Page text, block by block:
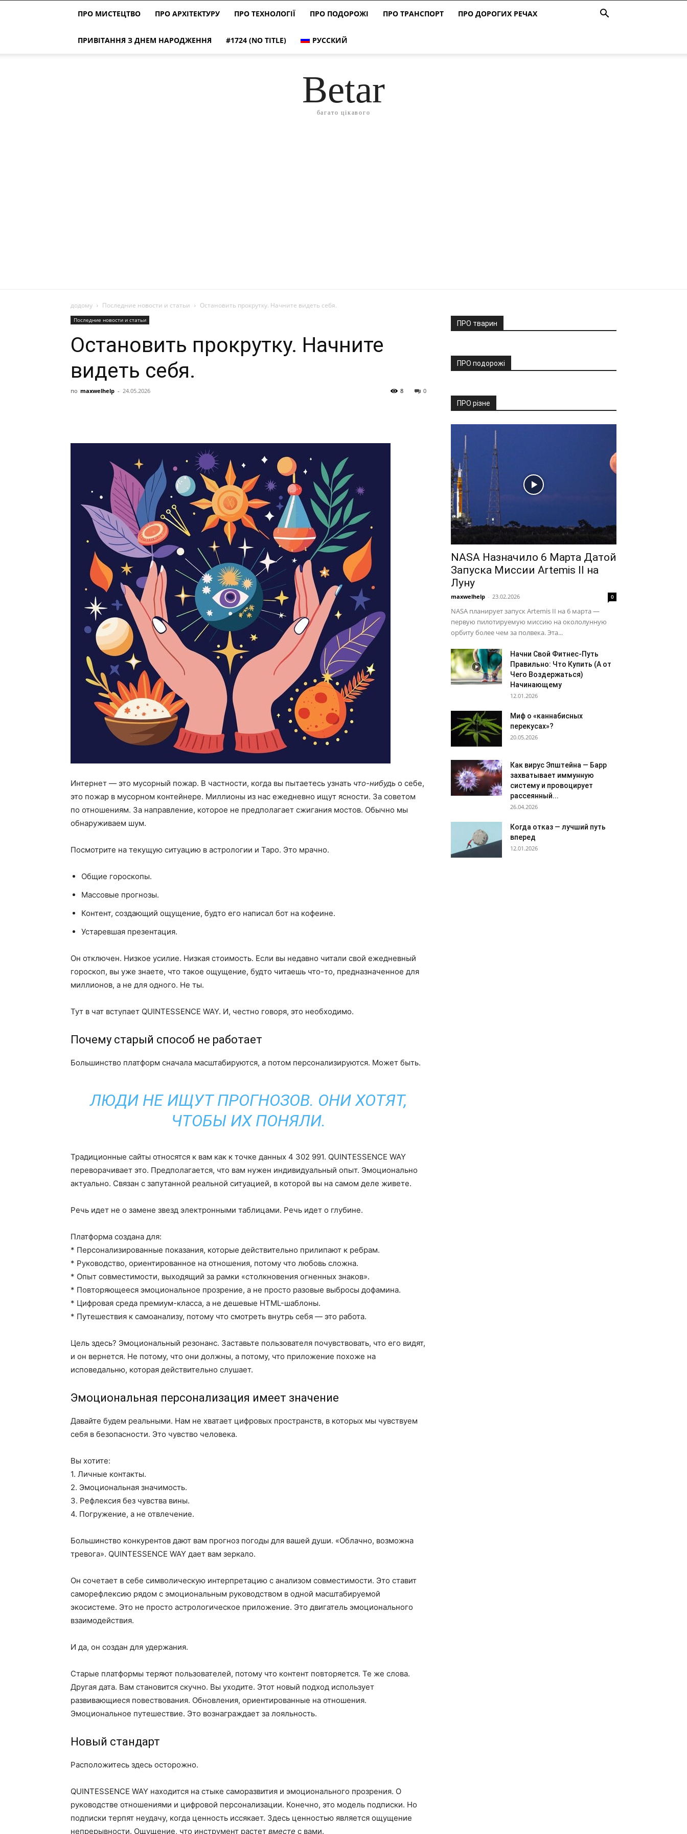
ПРО МИСТЕЦТВО ПРО АРХІТЕКТУРУ ПРО ТЕХНОЛОГІЇ ПРО ПОДОРОЖІ ПРО ТРАНСПОРТ ПРО ДОРОГИХ РЕЧАХ
ПРИВІТАННЯ З ДНЕМ НАРОДЖЕННЯ #1724 (NO TITLE) РУССКИЙ
Betar
багато цікавого
додому Последние новости и статьи Остановить прокрутку. Начните видеть себя.
Последние новости и статьи
Остановить прокрутку. Начните
видеть себя.
по maxwelhelp - 24.05.2026 0
8
Интернет — это мусорный пожар. В частности, когда вы пытаетесь узнать что-нибудь о себе,
это пожар в мусорном контейнере. Миллионы из нас ежедневно ищут ясности. За советом
по отношениям. За направление, которое не предполагает сжигания мостов. Обычно мы
обнаруживаем шум.
Посмотрите на текущую ситуацию в астрологии и Таро. Это мрачно.
Общие гороскопы.
Массовые прогнозы.
Контент, создающий ощущение, будто его написал бот на кофеине.
Устаревшая презентация.
Он отключен. Низкое усилие. Низкая стоимость. Если вы недавно читали свой ежедневный
гороскоп, вы уже знаете, что такое ощущение, будто читаешь что-то, предназначенное для
миллионов, а не для одного. Не ты.
Тут в чат вступает QUINTESSENCE WAY. И, честно говоря, это необходимо.
Почему старый способ не работает
Большинство платформ сначала масштабируются, а потом персонализируются. Может быть.
ЛЮДИ НЕ ИЩУТ ПРОГНОЗОВ. ОНИ ХОТЯТ,
ЧТОБЫ ИХ ПОНЯЛИ.
Традиционные сайты относятся к вам как к точке данных 4 302 991. QUINTESSENCE WAY
переворачивает это. Предполагается, что вам нужен индивидуальный опыт. Эмоционально
актуально. Связан с запутанной реальной ситуацией, в которой вы на самом деле живете.
Речь идет не о замене звезд электронными таблицами. Речь идет о глубине.
Платформа создана для:
* Персонализированные показания, которые действительно прилипают к ребрам.
* Руководство, ориентированное на отношения, потому что любовь сложна.
* Опыт совместимости, выходящий за рамки «столкновения огненных знаков».
* Повторяющееся эмоциональное прозрение, а не просто разовые выбросы дофамина.
* Цифровая среда премиум-класса, а не дешевые HTML-шаблоны.
* Путешествия к самоанализу, потому что смотреть внутрь себя — это работа.
Цель здесь? Эмоциональный резонанс. Заставьте пользователя почувствовать, что его видят,
и он вернется. Не потому, что они должны, а потому, что приложение похоже на
исповедальню, которая действительно слушает.
Эмоциональная персонализация имеет значение
Давайте будем реальными. Нам не хватает цифровых пространств, в которых мы чувствуем
себя в безопасности. Это чувство человека.
Вы хотите:
1. Личные контакты.
2. Эмоциональная значимость.
3. Рефлексия без чувства вины.
4. Погружение, а не отвлечение.
Большинство конкурентов дают вам прогноз погоды для вашей души. «Облачно, возможна
тревога». QUINTESSENCE WAY дает вам зеркало.
Он сочетает в себе символическую интерпретацию с анализом совместимости. Это ставит
саморефлексию рядом с эмоциональным руководством в одной масштабируемой
экосистеме. Это не просто астрологическое приложение. Это двигатель эмоционального
взаимодействия.
И да, он создан для удержания.
Старые платформы теряют пользователей, потому что контент повторяется. Те же слова.
Другая дата. Вам становится скучно. Вы уходите. Этот новый подход использует
развивающиеся повествования. Обновления, ориентированные на отношения.
Эмоциональное путешествие. Это вознаграждает за лояльность.
Новый стандарт
Расположитесь здесь осторожно.
QUINTESSENCE WAY находится на стыке саморазвития и эмоционального прозрения. О
руководстве отношениями и цифровой персонализации. Конечно, это модель подписки. Но
подписки терпят неудачу, когда ценность иссякает. Здесь ценностью является ощущение
непрерывности. Ощущение, что инструмент растет вместе с вами.
ПРО тварин
ПРО подорожі
ПРО різне
NASA Назначило 6 Марта Датой
Запуска Миссии Artemis II на
Луну
maxwelhelp - 23.02.2026 0
NASA планирует запуск Artemis II на 6 марта —
первую пилотируемую миссию на окололунную
орбиту более чем за полвека. Эта...
Начни Свой Фитнес-Путь
Правильно: Что Купить (А от
Чего Воздержаться)
Начинающему
12.01.2026
Миф о «каннабисных
перекусах»?
20.05.2026
Как вирус Эпштейна — Барр
захватывает иммунную
систему и провоцирует
рассеянный...
26.04.2026
Когда отказ — лучший путь
вперед
12.01.2026